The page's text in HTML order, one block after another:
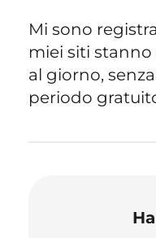
Mi sono
miei siti stanno
al giorno,
periodo